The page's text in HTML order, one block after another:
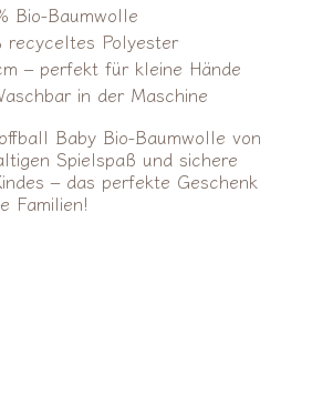
Bio-Baumwolle
recyceltes Polyester
– perfekt für kleine Hände
in der Maschine
Baby Bio-Baumwolle von
Spielspaß und sichere
– das perfekte Geschenk
Familien!